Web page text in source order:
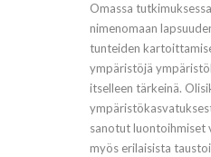
Omassa
nimenomaan
tunteiden
ympäristöjä
itselleen tärkeinä.
sanotut luontoihmiset
myös erilaisista